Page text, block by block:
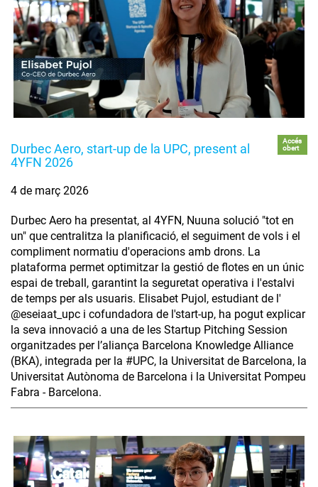
Durbec Aero, start-up de la UPC, present al
4YFN 2026
Accés
obert
4 de març 2026
Durbec Aero ha presentat, al 4YFN, Nuuna solució "tot en
un" que centralitza la planificació, el seguiment de vols i el
compliment normatiu d'operacions amb drons. La
plataforma permet optimitzar la gestió de flotes en un únic
espai de treball, garantint la seguretat operativa i l'estalvi
de temps per als usuaris. Elisabet Pujol, estudiant de l'
@eseiaat_upc i cofundadora de l'start-up, ha pogut explicar
la seva innovació a una de les Startup Pitching Session
organitzades per l’aliança Barcelona Knowledge Alliance
(BKA), integrada per la #UPC, la Universitat de Barcelona, la
Universitat Autònoma de Barcelona i la Universitat Pompeu
Fabra - Barcelona.